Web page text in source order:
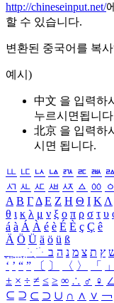
http://chineseinput.net/
할 수 있습니다.
변환된 중국어를 복
예시)
中文 을 입력하
누르시면됩니
北京 을 입력하
시면 됩니다.
ㅥ ㅦ ㅧ ㅨ ㅩ ㅪ ㅫ ㅬ
ㅺ ㅻ ㅼ ㅽ ㅾ ㅿ ㆀ ㆁ
Α Β ΓΔ Ε Ζ Η Θ Ι ΚΛ
θ ι κ λ μ ν ξ ο π ρ σ τ υ
á à Á À é è É È ç Ç ê
Ä Ö Ü ä ö ü ß
ִֶֹ ֻּ ׁׂ ץ ת צ מ נ ה ב
‘ ’ “ ” 〔 〕 〈 〉 「 」
± × ÷ ≠ ≤ ≥ ∞ ∴ ♂ ♀ ∠
⊆ ⊇ ⊂ ⊃ ∪ ∩ ∧ ∨ ￢